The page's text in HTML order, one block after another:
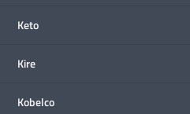
Keto
Kire
Kobelco